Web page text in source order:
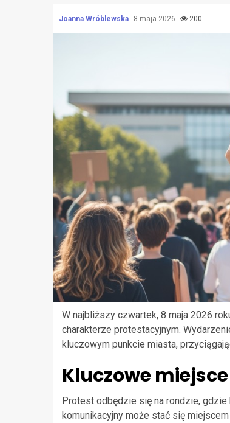
Joanna Wróblewska 8 maja 2026 200
W najbliższy czwartek, 8 maja 2026
charakterze protestacyjnym.
kluczowym punkcie miasta,
Kluczowe
Protest odbędzie się na rondzie,
komunikacyjny może stać się